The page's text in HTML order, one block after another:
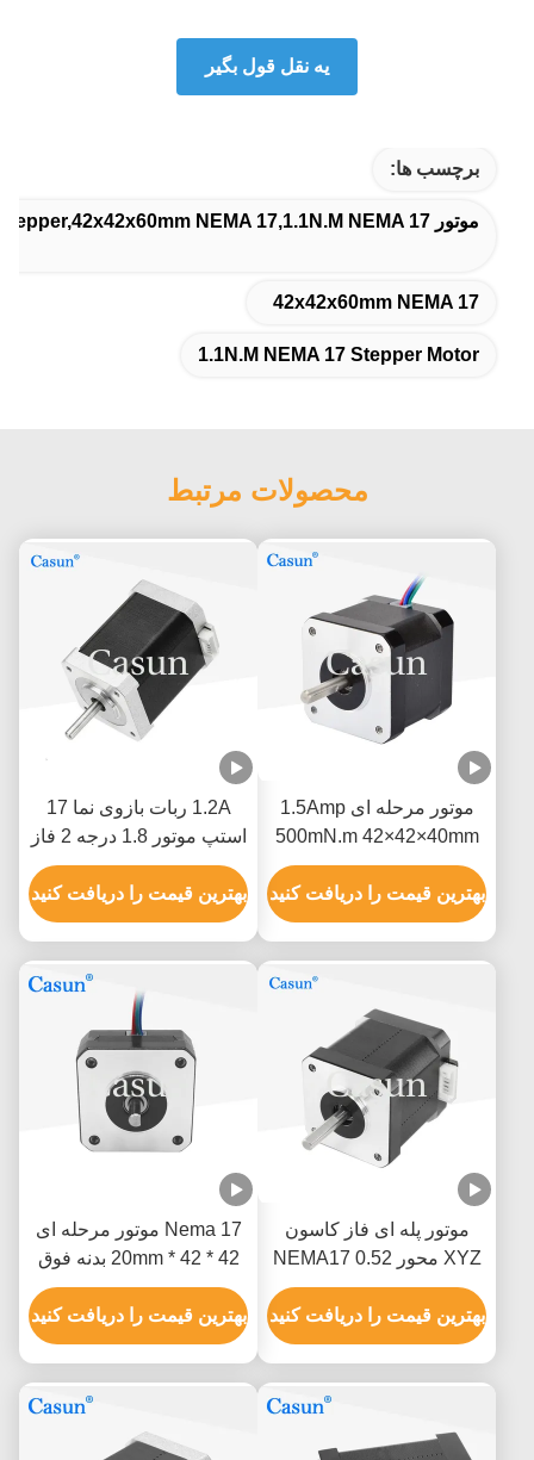
يه نقل قول بگير
برچسب ها:
موتور 60mm NEMA 17 Stepper,42x42x60mm NEMA 17,1.1N.M NEMA 17 موتور مرحله ای
42x42x60mm NEMA 17
1.1N.M NEMA 17 Stepper Motor
محصولات مرتبط
موتور مرحله ای 1.5Amp
500mN.m 42×42×40mm
NEMA 17 با ISO CE
بهترین قیمت را دریافت کنید
1.2A ربات بازوی نما 17
استپ موتور 1.8 درجه 2 فاز
با دقت بالا
بهترین قیمت را دریافت کنید
موتور پله ای فاز کاسون
XYZ محور NEMA17 0.52
نیوتن متر
بهترین قیمت را دریافت کنید
Nema 17 موتور مرحله ای
42 * 42 * 20mm بدنه فوق
نازک 1.0A 130mN.m برای
تجهیزات پزشکی
بهترین قیمت را دریافت کنید